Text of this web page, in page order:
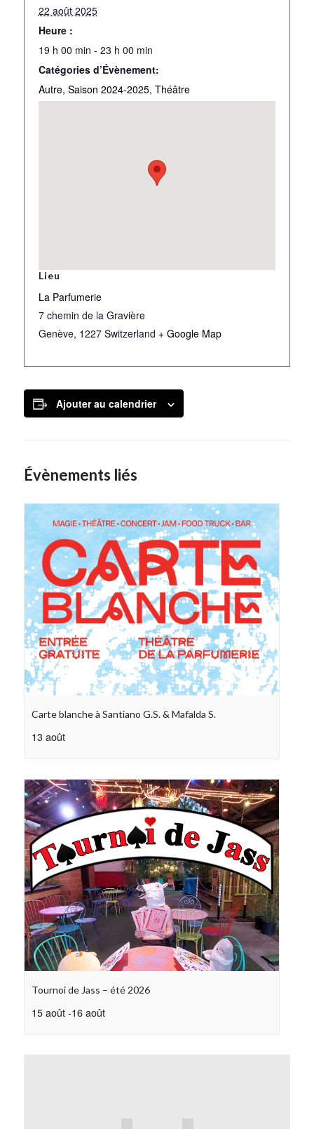
22 août 2025
Heure :
19 h 00 min - 23 h 00 min
Catégories d’Évènement:
Autre, Saison 2024-2025, Théâtre
Lieu
La Parfumerie
7 chemin de la Gravière
Genève, 1227 Switzerland + Google Map
Ajouter au calendrier
Évènements liés
Carte blanche à Santiano G.S. & Mafalda S.
13 août
Tournoi de Jass – été 2026
15 août -16 août